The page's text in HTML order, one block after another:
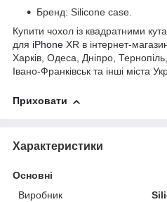
Бренд: Silicone case.
Купити чохол із квадратними
для iPhone XR в інтернет-
Харків, Одеса, Дніпро,
Івано-Франківськ та інші міста
Приховати
Характеристики
Основні
Виробник